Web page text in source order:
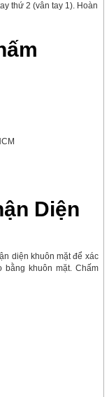
thứ 2 (vân tay 1). Hoàn
Diện
diện khuôn mặt để xác
bằng khuôn mặt. Chấm